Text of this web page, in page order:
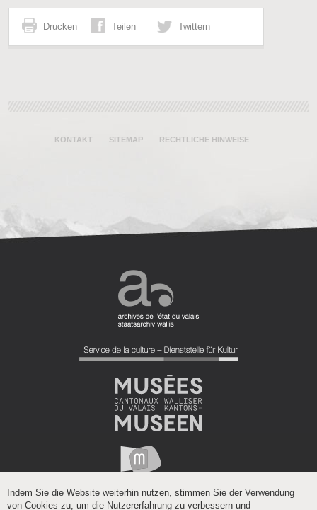
Drucken Teilen Twittern
KONTAKT SITEMAP RECHTLICHE HINWEISE
Indem Sie die Website weiterhin nutzen, stimmen Sie der Verwendung
von Cookies zu, um die Nutzererfahrung zu verbessern und